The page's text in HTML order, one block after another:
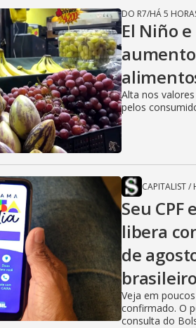
DO R7/HÁ 5
El Niño
Alta nos
pelos
CAPITALIST/
Seu
libera
de
Veja em
confirmado. O
consulta do